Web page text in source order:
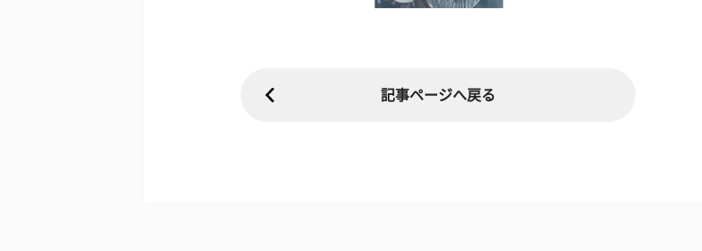
記事ページへ戻る